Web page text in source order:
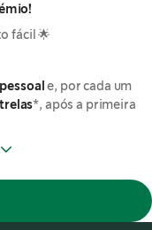
fácil 🌟
e, por cada um
*, após a primeira